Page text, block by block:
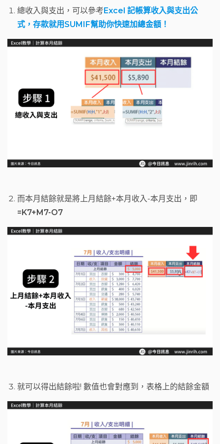
總收入與支出，可以參考Excel 記帳算收入與支出公
式，存款就用SUMIF幫助你快速加總金額！
而本月結餘就是將上月結餘+本月收入-本月支出，即
=K7+M7-O7
就可以得出結餘啦! 數值也會對應到，表格上的結餘金額